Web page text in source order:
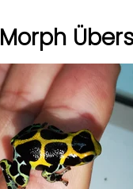
Morph